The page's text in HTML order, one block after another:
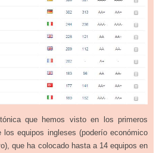
que hemos visto en los primeros
equipos ingleses (poderío económico
que ha colocado hasta a 14 equipos en